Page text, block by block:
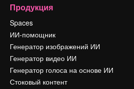
Продукция
Spaces
ИИ-помощник
Генератор изображений ИИ
Генератор видео ИИ
Генератор голоса на основе ИИ
Стоковый контент